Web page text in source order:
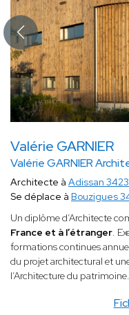
Valérie GARNIER
Valérie GARNIER
Architecte à Adissan
Se déplace à Bouzigues
Un diplôme d’Architecte
France et à l’étranger.
formations continues
du projet architectural et
l’Architecture du patrimoine.